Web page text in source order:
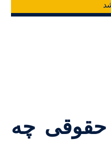
حقوقی چه